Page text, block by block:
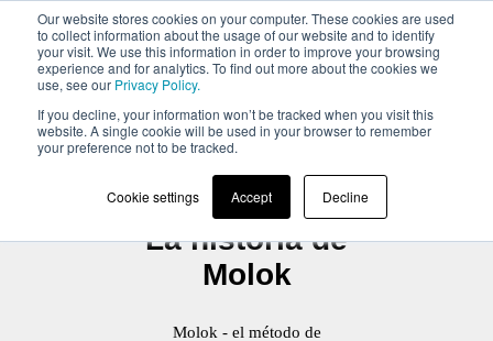
Our website stores cookies on your computer. These cookies are used
to collect information about the usage of our website and to identify
your visit. We use this information in order to improve your browsing
experience and for analytics. To find out more about the cookies we
use, see our Privacy Policy.
If you decline, your information won’t be tracked when you visit this
website. A single cookie will be used in your browser to remember
your preference not to be tracked.
Cookie settings Accept Decline
La historia de
Molok
Molok - el método de